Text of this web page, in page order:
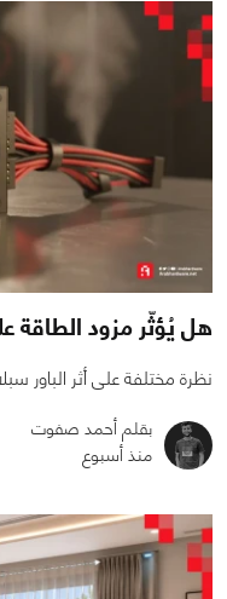
1861
1660
هل يُؤثّر مزود الطاقة
نظرة مختلفة على أثر الباور
بقلم أحمد صفوت
منذ أسبوع